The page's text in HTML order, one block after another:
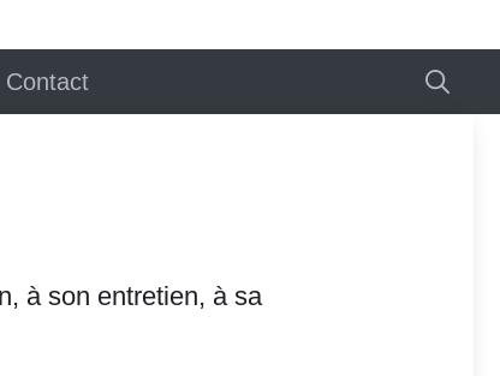
Contact
à son entretien, à sa